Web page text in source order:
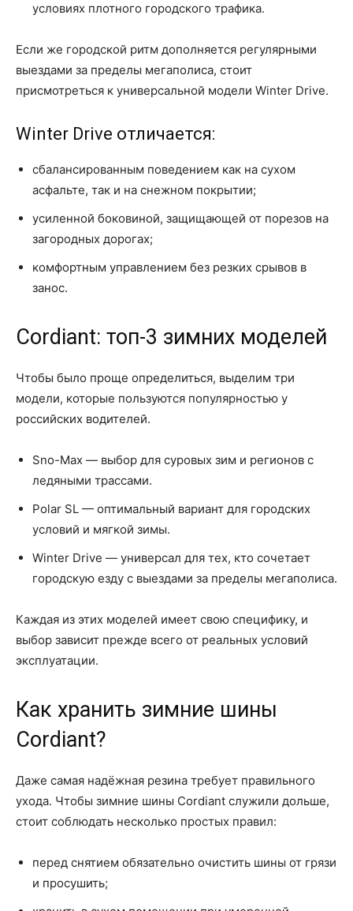
условиях плотного городского трафика.
Если же городской ритм дополняется регулярными
выездами за пределы мегаполиса, стоит
присмотреться к универсальной модели Winter Drive.
Winter Drive отличается:
сбалансированным поведением как на сухом
асфальте, так и на снежном покрытии;
усиленной боковиной, защищающей от порезов на
загородных дорогах;
комфортным управлением без резких срывов в
занос.
Cordiant: топ-3 зимних моделей
Чтобы было проще определиться, выделим три
модели, которые пользуются популярностью у
российских водителей.
Sno-Max — выбор для суровых зим и регионов с
ледяными трассами.
Polar SL — оптимальный вариант для городских
условий и мягкой зимы.
Winter Drive — универсал для тех, кто сочетает
городскую езду с выездами за пределы мегаполиса.
Каждая из этих моделей имеет свою специфику, и
выбор зависит прежде всего от реальных условий
эксплуатации.
Как хранить зимние шины
Cordiant?
Даже самая надёжная резина требует правильного
ухода. Чтобы зимние шины Cordiant служили дольше,
стоит соблюдать несколько простых правил:
перед снятием обязательно очистить шины от грязи
и просушить;